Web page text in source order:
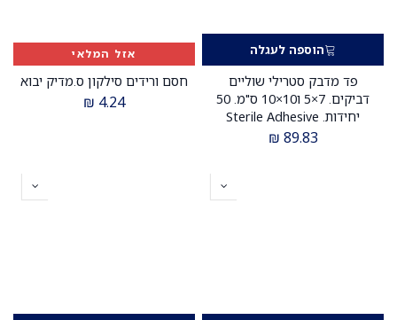
הוספה לעגלה
פד מדבק סטרילי שוליים
דביקים. 7×5 ו10×10 ס"מ. 50
יחידות. Sterile Adhesive
Gauze Pad.
89.83
₪
אזל המלאי
חסם ורידים סילקון ס.מדיק יבוא
4.24
₪